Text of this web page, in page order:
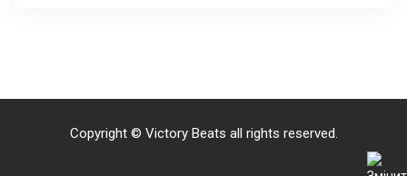
Copyright © Victory Beats all rights reserved.